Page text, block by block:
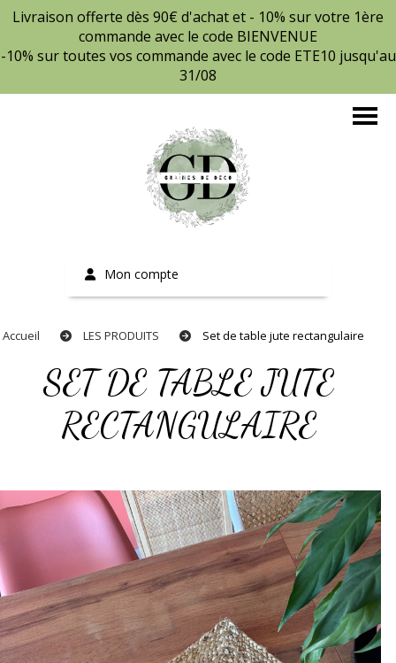
Livraison offerte dès 90€ d'achat et - 10% sur votre 1ère
commande avec le code BIENVENUE
-10% sur toutes vos commande avec le code ETE10 jusqu'au
31/08
Mon compte
Accueil LES PRODUITS Set de table jute rectangulaire
SET DE TABLE JUTE
RECTANGULAIRE